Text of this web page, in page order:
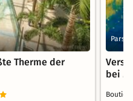
Therme der
bei